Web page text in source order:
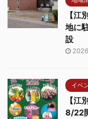
【江
地に
設
イベ
【江
8/22